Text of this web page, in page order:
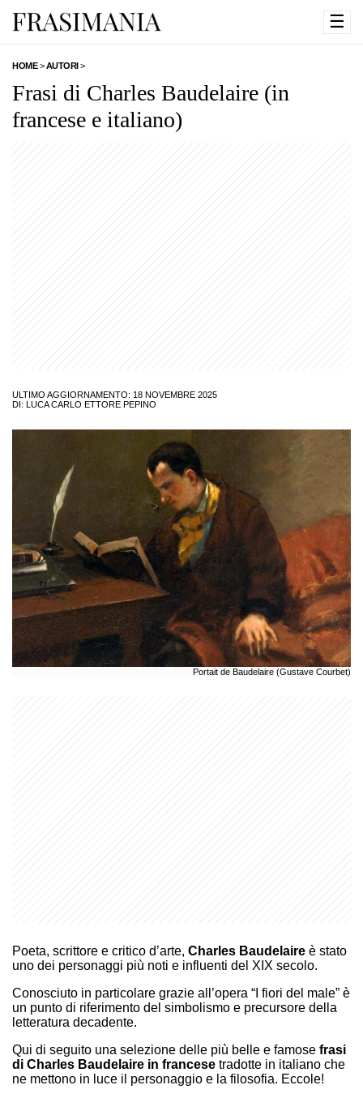
☰
HOME>AUTORI>
Frasi di Charles Baudelaire (in
francese e italiano)
ULTIMO AGGIORNAMENTO: 18 NOVEMBRE 2025
DI: LUCA CARLO ETTORE PEPINO
Portait de Baudelaire (Gustave Courbet)
Poeta, scrittore e critico d’arte, Charles Baudelaire è stato
uno dei personaggi più noti e influenti del XIX secolo.
Conosciuto in particolare grazie all’opera “I fiori del male” è
un punto di riferimento del simbolismo e precursore della
letteratura decadente.
Qui di seguito una selezione delle più belle e famose frasi
di Charles Baudelaire in francese tradotte in italiano che
ne mettono in luce il personaggio e la filosofia. Eccole!